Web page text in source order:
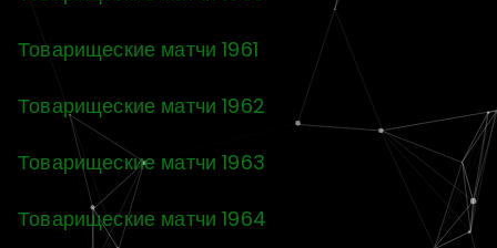
Товарищеские матчи 1961
Товарищеские матчи 1962
Товарищеские матчи 1963
Товарищеские матчи 1964